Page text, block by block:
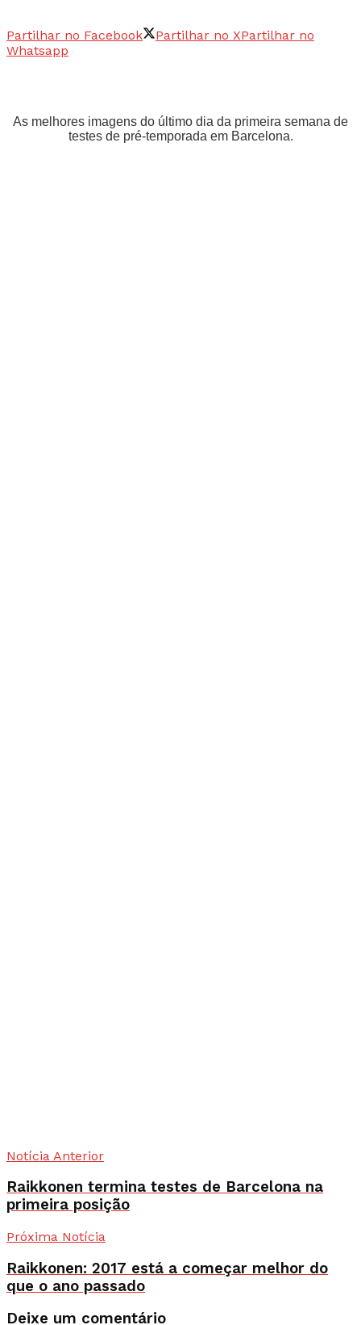
Partilhar no Facebook Partilhar no XPartilhar no
Whatsapp
As melhores imagens do último dia da primeira semana de
testes de pré-temporada em Barcelona.
Notícia Anterior
Raikkonen termina testes de Barcelona na
primeira posição
Próxima Notícia
Raikkonen: 2017 está a começar melhor do
que o ano passado
Deixe um comentário